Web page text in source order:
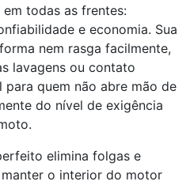
todas as frentes:
e economia. Sua
nem rasga facilmente,
lavagens ou contato
quem não abre mão de
do nível de exigência
elimina folgas e
o interior do motor